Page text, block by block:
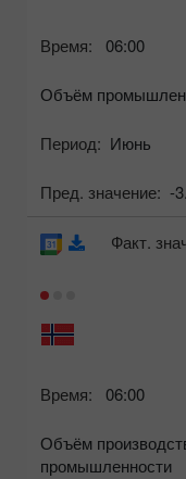
Время: 06:00
Объём
Период: Июнь
Пред. значение: -
Время: 06:00
Объём
промышленности
Факт.